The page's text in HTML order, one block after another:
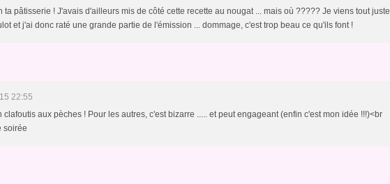
ta pâtisserie ! J'avais d'ailleurs mis de côté cette recette au nougat ... mais où ????? Je viens tout juste
et j'ai donc raté une grande partie de l'émission ... dommage, c'est trop beau ce qu'ils font !
22:55
clafoutis aux pèches ! Pour les autres, c'est bizarre ..... et peut engageant (enfin c'est mon idée !!!)<br
soirée